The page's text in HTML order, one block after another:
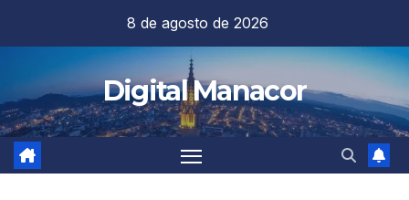
contenido
8 de agosto de 2026
Digital Manacor